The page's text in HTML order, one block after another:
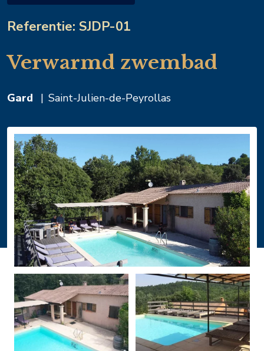
Referentie: SJDP-01
Verwarmd zwembad
Gard | Saint-Julien-de-Peyrollas